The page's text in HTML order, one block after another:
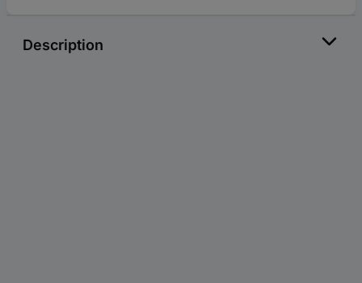
Description